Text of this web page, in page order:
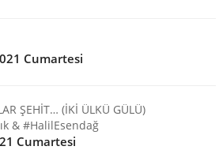
Cumartesi
ŞEHİT… (İKİ ÜLKÜ GÜLÜ)
& #HalilEsendağ
Cumartesi